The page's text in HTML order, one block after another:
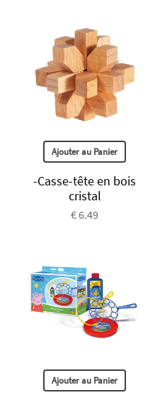
Ajouter au Panier
-Casse-tête en bois
cristal
€ 6.49
Ajouter au Panier